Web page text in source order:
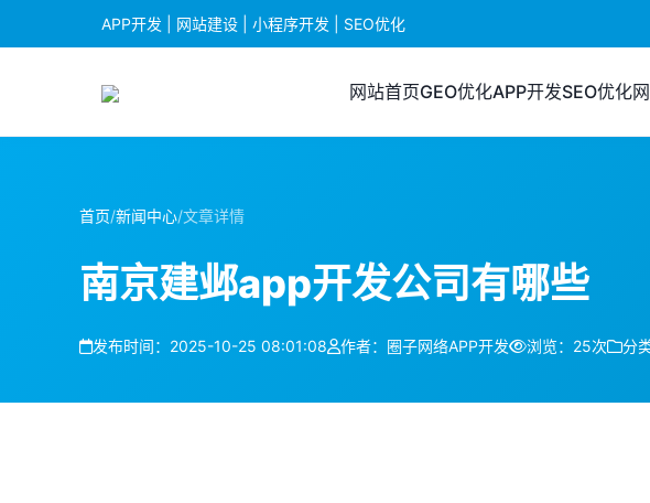
APP开发 | 网站建设 | 小程序开发 | SEO优化
网站首页GEO优化APP开发SEO优化
首页/新闻中心/文章详情
南京建邺app开发公司有哪些
发布时间：2025-10-25 08:01:08 作者：圈子网络APP开发 浏览：25次 分